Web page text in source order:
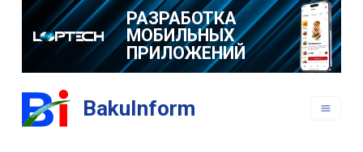
РАЗРАБОТКА
МОБИЛЬНЫХ
ПРИЛОЖЕНИЙ
BakuInform